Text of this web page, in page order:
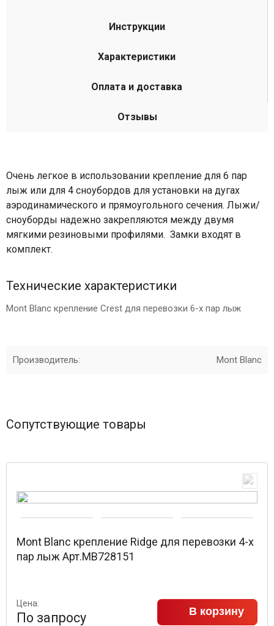
Инструкции
Характеристики
Оплата и доставка
Отзывы
Очень легкое в использовании крепление для 6 пар
лыж или для 4 сноубордов для установки на дугах
аэродинамического и прямоугольного сечения. Лыжи/
сноуборды надежно закрепляются между двумя
мягкими резиновыми профилями. Замки входят в
комплект.
Технические характеристики
Mont Blanc крепление Crest для перевозки 6-х пар лыж
Производитель: Mont Blanc
Сопутствующие товары
Mont Blanc крепление Ridge для перевозки 4-х
пар лыж Арт.MB728151
Цена:
По запросу В корзину